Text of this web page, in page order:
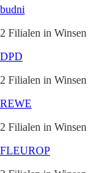
budni
2 Filialen in Winsen
DPD
2 Filialen in Winsen
REWE
2 Filialen in Winsen
FLEUROP